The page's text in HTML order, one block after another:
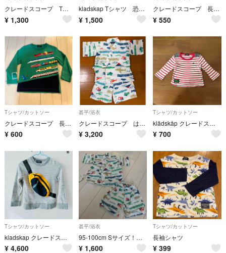
クレードスコープ Tシャツ 恐竜 110 迷彩
¥ 1,300
kladskap Tシャツ 恐竜 110 重ね着風
¥ 1,500
クレードスコープ 長袖Tシャツ 100cm 赤
¥ 550
Tシャツ/カットソー
クレードスコープ 長袖Tシャツ 100cm グリーン
¥ 600
甚平/浴衣
クレードスコープ はたらくくるま甚兵衛 ｋl a ds k a p
¥ 3,200
Tシャツ/カットソー
klädskåp クレードスコープ 長袖Tシャツ 90cm ボーダー
¥ 700
Tシャツ/カットソー
kladskap クレードスコープ★長袖トレーナー 100
¥ 4,600
甚平/浴衣
95-100cm Sサイズ！クレードスコープ甚平電車乗り物柄
¥ 1,600
Tシャツ/カットソー
長袖シャツ
¥ 399